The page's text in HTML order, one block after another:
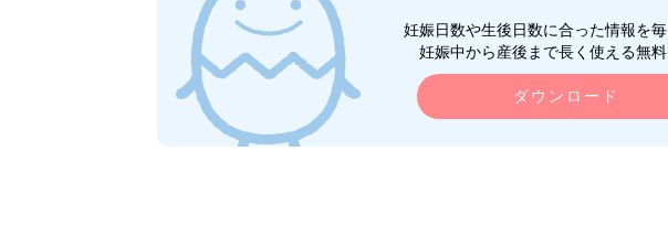
妊娠日数や生後日数に合った情報を
妊娠中から産後まで長く使える無
ダウンロード